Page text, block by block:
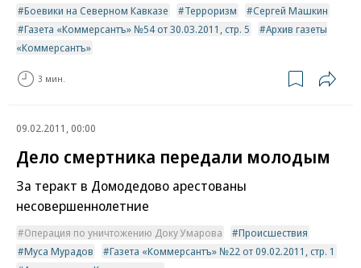
Боевики на Северном Кавказе
Терроризм
Сергей Машкин
Газета «Коммерсантъ» №54 от 30.03.2011, стр. 5
Архив газеты
«Коммерсантъ»
3 мин.
09.02.2011, 00:00
Дело смертника передали молодым
За теракт в Домодедово арестованы
несовершеннолетние
Операция по уничтожению Доку Умарова
Происшествия
Муса Мурадов
Газета «Коммерсантъ» №22 от 09.02.2011, стр. 1